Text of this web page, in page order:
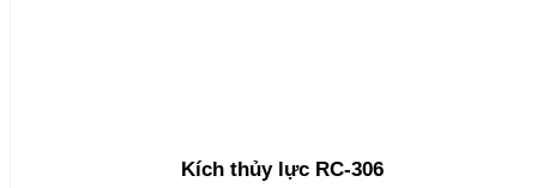
Kích thủy lực RC-306